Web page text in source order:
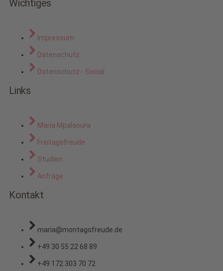
Wichtiges
Impressum
Datenschutz
Datenschutz - Social
Links
Maria Mpalaoura
Freitagsfreude
Studien
Anfrage
Kontakt
maria@montagsfreude.de
+49 30 55 22 68 89
+49 172 303 70 72